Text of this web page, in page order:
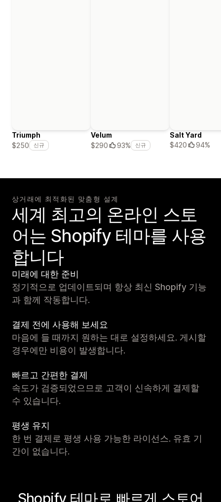
Triumph
$250
신규
Velum
$290
93% 신규
Salt Yard
$420
94%
상거래에 최적화된 맞춤형 설계
세계 최고의 온라인 스토
어는 Shopify 테마를 사용
합니다
미래에 대한 준비
정기적으로 업데이트되며 항상 최신 Shopify 기능
과 함께 작동합니다.
결제 전에 사용해 보세요
마음에 들 때까지 원하는 대로 설정하세요. 게시할
경우에만 비용이 발생합니다.
빠르고 간편한 결제
속도가 검증되었으므로 고객이 신속하게 결제할
수 있습니다.
평생 유지
한 번 결제로 평생 사용 가능한 라이선스. 유효 기
간이 없습니다.
Shopify 테마로 빠르게 스토어